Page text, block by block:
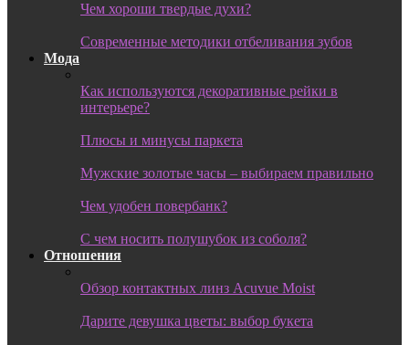
Чем хороши твердые духи?
Современные методики отбеливания зубов
Мода
Как используются декоративные рейки в
интерьере?
Плюсы и минусы паркета
Мужские золотые часы – выбираем правильно
Чем удобен повербанк?
С чем носить полушубок из соболя?
Отношения
Обзор контактных линз Acuvue Moist
Дарите девушка цветы: выбор букета